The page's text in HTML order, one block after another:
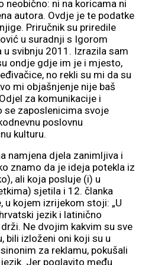
ni na koricama ni
autora. Ovdje je te podatke
Priručnik su priredile
u suradnji s Igorom
u svibnju 2011. Izrazila sam
ondje gdje im je i mjesto,
no rekli su mi da su
mi objašnjenje nije baš
za komunikacije i
se zaposlenicima svoje
poslovnu
kulturu.
namjena djela zanimljiva i
znamo da je ideja potekla iz
ali koja posluje (i) u
sjetila i 12. članka
u kojem izrijekom stoji: „U
jezik i latinično
Ne dvojim kakvim su sve
bili izloženi oni koji su u
za reklamu, pokušali
Jer poglavito među